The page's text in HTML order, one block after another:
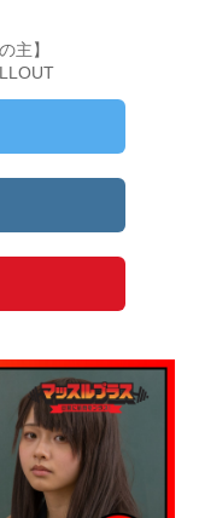
主】